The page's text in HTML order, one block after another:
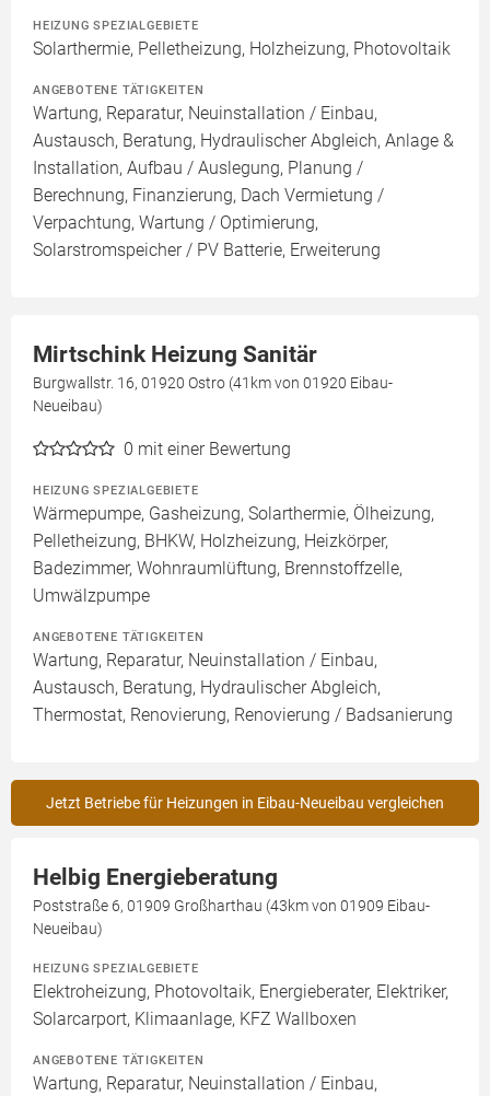
HEIZUNG SPEZIALGEBIETE
Solarthermie, Pelletheizung, Holzheizung, Photovoltaik
ANGEBOTENE TÄTIGKEITEN
Wartung, Reparatur, Neuinstallation / Einbau,
Austausch, Beratung, Hydraulischer Abgleich, Anlage &
Installation, Aufbau / Auslegung, Planung /
Berechnung, Finanzierung, Dach Vermietung /
Verpachtung, Wartung / Optimierung,
Solarstromspeicher / PV Batterie, Erweiterung
Mirtschink Heizung Sanitär
Burgwallstr. 16, 01920 Ostro (41km von 01920 Eibau-
Neueibau)
0 mit einer Bewertung
HEIZUNG SPEZIALGEBIETE
Wärmepumpe, Gasheizung, Solarthermie, Ölheizung,
Pelletheizung, BHKW, Holzheizung, Heizkörper,
Badezimmer, Wohnraumlüftung, Brennstoffzelle,
Umwälzpumpe
ANGEBOTENE TÄTIGKEITEN
Wartung, Reparatur, Neuinstallation / Einbau,
Austausch, Beratung, Hydraulischer Abgleich,
Thermostat, Renovierung, Renovierung / Badsanierung
Jetzt Betriebe für Heizungen in Eibau-Neueibau vergleichen
Helbig Energieberatung
Poststraße 6, 01909 Großharthau (43km von 01909 Eibau-
Neueibau)
HEIZUNG SPEZIALGEBIETE
Elektroheizung, Photovoltaik, Energieberater, Elektriker,
Solarcarport, Klimaanlage, KFZ Wallboxen
ANGEBOTENE TÄTIGKEITEN
Wartung, Reparatur, Neuinstallation / Einbau,